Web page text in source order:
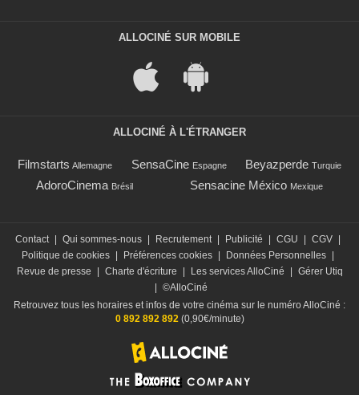
ALLOCINÉ SUR MOBILE
ALLOCINÉ À L'ÉTRANGER
Filmstarts Allemagne SensaCine Espagne Beyazperde Turquie
AdoroCinema Brésil Sensacine México Mexique
Contact Qui sommes-nous Recrutement Publicité CGU CGV
Politique de cookies
Préférences cookies Données Personnelles
Revue de presse
Charte d'écriture Les services AlloCiné
Gérer Utiq
©AlloCiné
Retrouvez tous les horaires et infos de votre cinéma sur le numéro AlloCiné :
0 892 892 892(0,90€/minute)